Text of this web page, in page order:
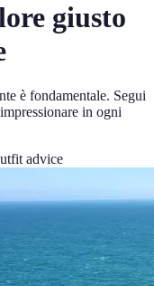
giusto
è fondamentale. Segui
in ogni
advice